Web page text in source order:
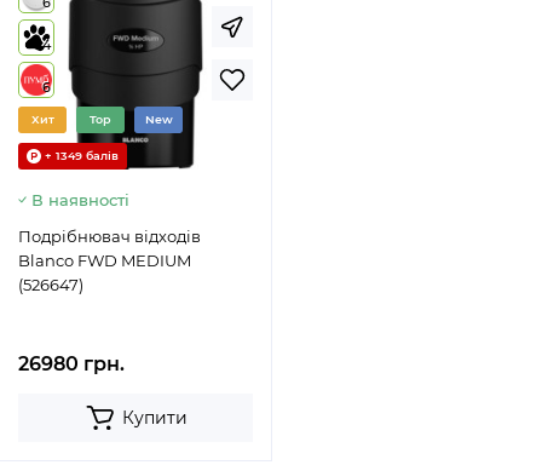
4
6
Хит Top New
+ 1349 балів
В наявності
Подрібнювач відходів
Blanco FWD MEDIUM
(526647)
26980 грн.
Купити